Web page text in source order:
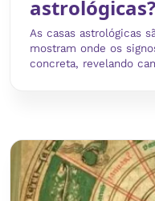
astrológicas?
As casas astrológicas
mostram onde os
concreta, revelando